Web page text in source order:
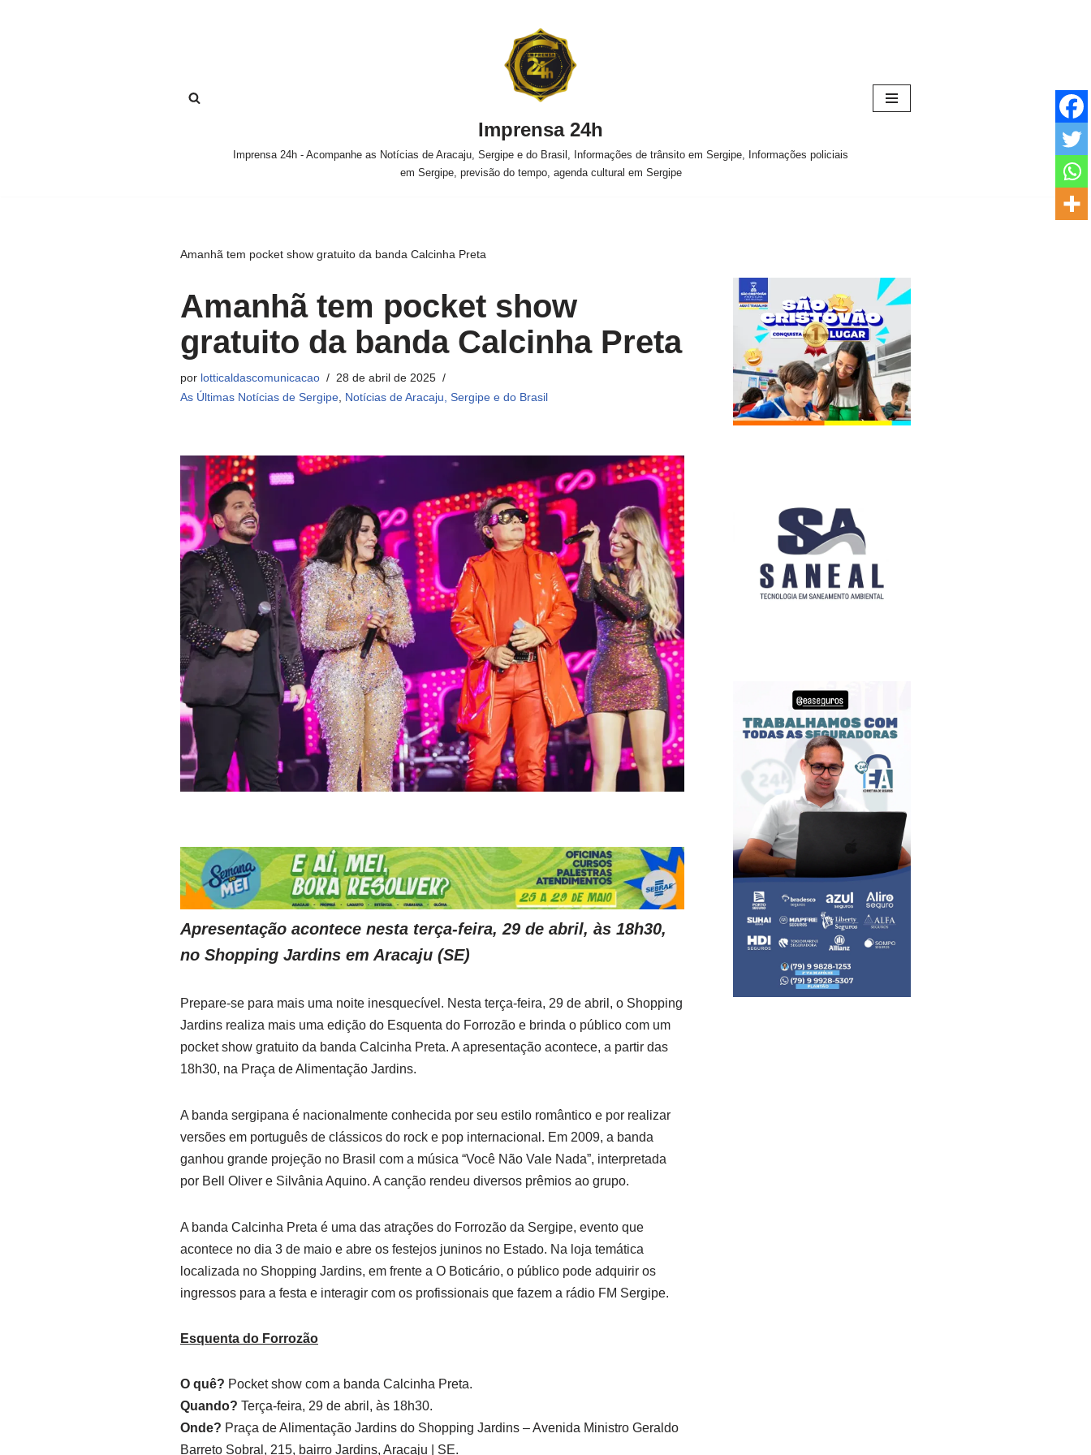
Imprensa 24h
Imprensa 24h - Acompanhe as Notícias de Aracaju, Sergipe e do Brasil, Informações de trânsito em Sergipe, Informações policiais
em Sergipe, previsão do tempo, agenda cultural em Sergipe
Amanhã tem pocket show gratuito da banda Calcinha Preta
Amanhã tem pocket show
gratuito da banda Calcinha Preta
por lotticaldascomunicacao
28 de abril de 2025
As Últimas Notícias de Sergipe Notícias de Aracaju, Sergipe e do Brasil
Apresentação acontece nesta terça-feira, 29 de abril, às 18h30,
no Shopping Jardins em Aracaju (SE)
Prepare-se para mais uma noite inesquecível. Nesta terça-feira, 29 de abril, o Shopping
Jardins realiza mais uma edição do Esquenta do Forrozão e brinda o público com um
pocket show gratuito da banda Calcinha Preta. A apresentação acontece, a partir das
18h30, na Praça de Alimentação Jardins.
A banda sergipana é nacionalmente conhecida por seu estilo romântico e por realizar
versões em português de clássicos do rock e pop internacional. Em 2009, a banda
ganhou grande projeção no Brasil com a música “Você Não Vale Nada”, interpretada
por Bell Oliver e Silvânia Aquino. A canção rendeu diversos prêmios ao grupo.
A banda Calcinha Preta é uma das atrações do Forrozão da Sergipe, evento que
acontece no dia 3 de maio e abre os festejos juninos no Estado. Na loja temática
localizada no Shopping Jardins, em frente a O Boticário, o público pode adquirir os
ingressos para a festa e interagir com os profissionais que fazem a rádio FM Sergipe.
Esquenta do Forrozão
O quê? Pocket show com a banda Calcinha Preta.
Quando? Terça-feira, 29 de abril, às 18h30.
Onde? Praça de Alimentação Jardins do Shopping Jardins – Avenida Ministro Geraldo
Barreto Sobral, 215, bairro Jardins, Aracaju | SE.